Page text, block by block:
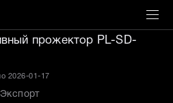
прожектор PL-SD-
2026-01-17
Экспорт